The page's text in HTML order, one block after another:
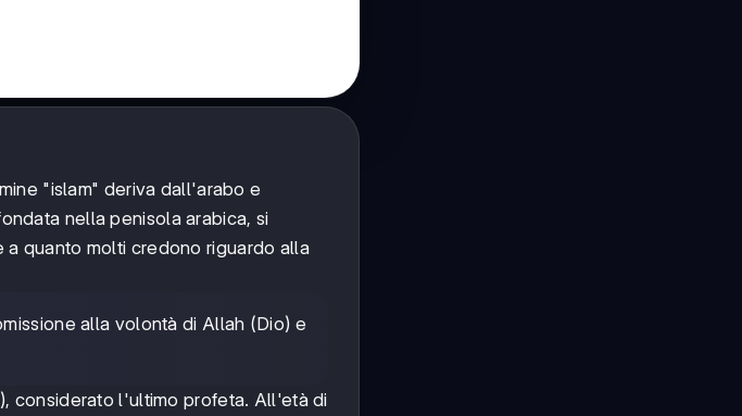
"islam" deriva dall'arabo e
nella penisola arabica, si
a quanto molti credono riguardo alla
alla volontà di Allah (Dio) e
considerato l'ultimo profeta. All'età di